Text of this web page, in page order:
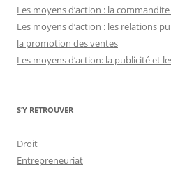
Les moyens d’action : la
Les moyens d’action : les relations
la promotion des ventes
Les moyens d’action: la publicité et
S’Y RETROUVER
Droit
Entrepreneuriat